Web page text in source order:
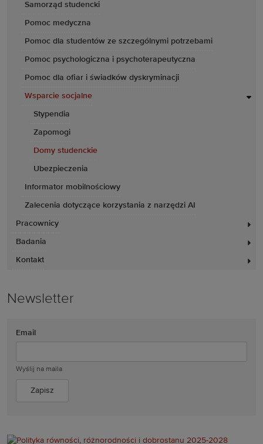
Samorząd studencki
Pomoc medyczna
Pomoc dla studentów ze szczególnymi potrzebami
Pomoc psychologiczna i psychoterapeutyczna
Pomoc dla ofiar i świadków dyskryminacji
Wsparcie socjalne
Stypendia
Zapomogi
Domy studenckie
Ubezpieczenia
Informator mobilnościowy
Zalecenia dotyczące korzystania z narzędzi AI
Pracownicy
Badania
Kontakt
Newsletter
Email
Wyślij na maila